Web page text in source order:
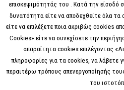
επισκεψιμότητάς του . Κατά την είσοδό
δυνατότητα είτε να αποδεχθείτε όλα τα
είτε να επιλέξετε ποια ακριβώς cookies
Cookies» είτε να συνεχίσετε την
απαραίτητα cookies επιλέγοντας
πληροφορίες για τα cookies, να λάβετε
περαιτέρω τρόπους απενεργοποίησής
του